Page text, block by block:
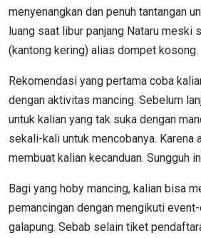
menyenangkan dan penuh tantangan
luang saat libur panjang Nataru meski
(kantong kering) alias dompet kosong.
Rekomendasi yang pertama coba
dengan aktivitas mancing. Sebelum
untuk kalian yang tak suka dengan
sekali-kali untuk mencobanya. Karena
membuat kalian kecanduan. Sungguh
Bagi yang hoby mancing, kalian bisa
pemancingan dengan mengikuti
galapung. Sebab selain tiket